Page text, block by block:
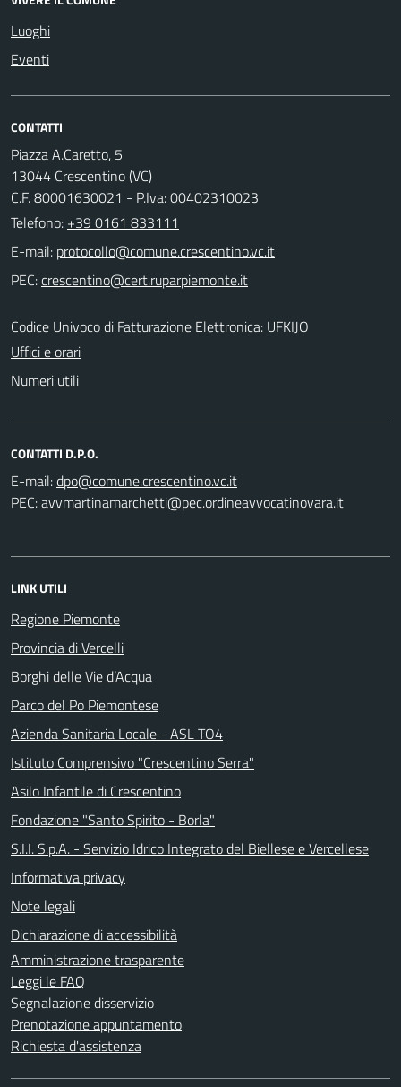
Luoghi
Eventi
CONTATTI
Piazza A.Caretto, 5
13044 Crescentino (VC)
C.F. 80001630021 - P.Iva: 00402310023
Telefono: +39 0161 833111
E-mail:
PEC:
Codice Univoco di Fatturazione Elettronica: UFKIJO
Uffici e orari
Numeri utili
CONTATTI D.P.O.
E-mail:
PEC:
LINK UTILI
Regione Piemonte
Provincia di Vercelli
Borghi delle Vie d’Acqua
Parco del Po Piemontese
Azienda Sanitaria Locale - ASL TO4
Istituto Comprensivo "Crescentino Serra"
Asilo Infantile di Crescentino
Fondazione "Santo Spirito - Borla"
S.I.I. S.p.A. - Servizio Idrico Integrato del Biellese e Vercellese
Informativa privacy
Note legali
Dichiarazione di accessibilità
Amministrazione trasparente
Leggi le FAQ
Segnalazione disservizio
Prenotazione appuntamento
Richiesta d'assistenza